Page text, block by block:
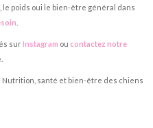
le poids oui le bien-être général dans
surInstagram ou contactez notre
santé et bien-être des chiens